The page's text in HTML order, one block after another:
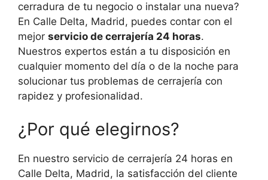
cerradura de tu negocio o instalar una nueva?
En Calle Delta, Madrid, puedes contar con el
mejor servicio de cerrajería 24 horas.
Nuestros expertos están a tu disposición en
cualquier momento del día o de la noche para
solucionar tus problemas de cerrajería con
rapidez y profesionalidad.
¿Por qué elegirnos?
En nuestro servicio de cerrajería 24 horas en
Calle Delta, Madrid, la satisfacción del cliente